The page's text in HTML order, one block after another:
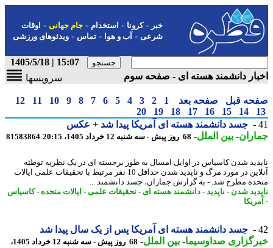
-کرونا-استخدام- جام جهانی-اوقات
شرعی-آب و هوا-تماس-ویدئوهای ورزشی
15:07 | 1405/5/18
دانشمند هسته ای - صفحه سوم
سرویسها
قبل صفحه بعد 1
2
3
4
5
6
7
8
9
10
11
12
14
15
16
17
18
19
20
جسد دانشمند هسته ای آمریکا پیدا شد + عکس
- بین الملل-68 روز پیش - سه شنبه 12 خرداد 1405، 20:15 81583864
شدن کاسیاس در اوایل امسال به طور برجسته ای در یک نظریه توطئه
آنلاین در مورد مرگ و ناپدید شدن حداقل 10 نفر مرتبط با تحقیقات علمی ایالات
مطرح شد. - به گزارش جماران، جسد دانشمند ...
شدن-ناپدید-دانشمند هسته ای- تحقیقات علمی-ایالات متحده-کاسیاس
جسد دانشمند هسته ای آمریکا پس از یک سال پیدا شد
صداوسیما-بین الملل-
68 روز پیش - سه شنبه 12 خرداد 1405،